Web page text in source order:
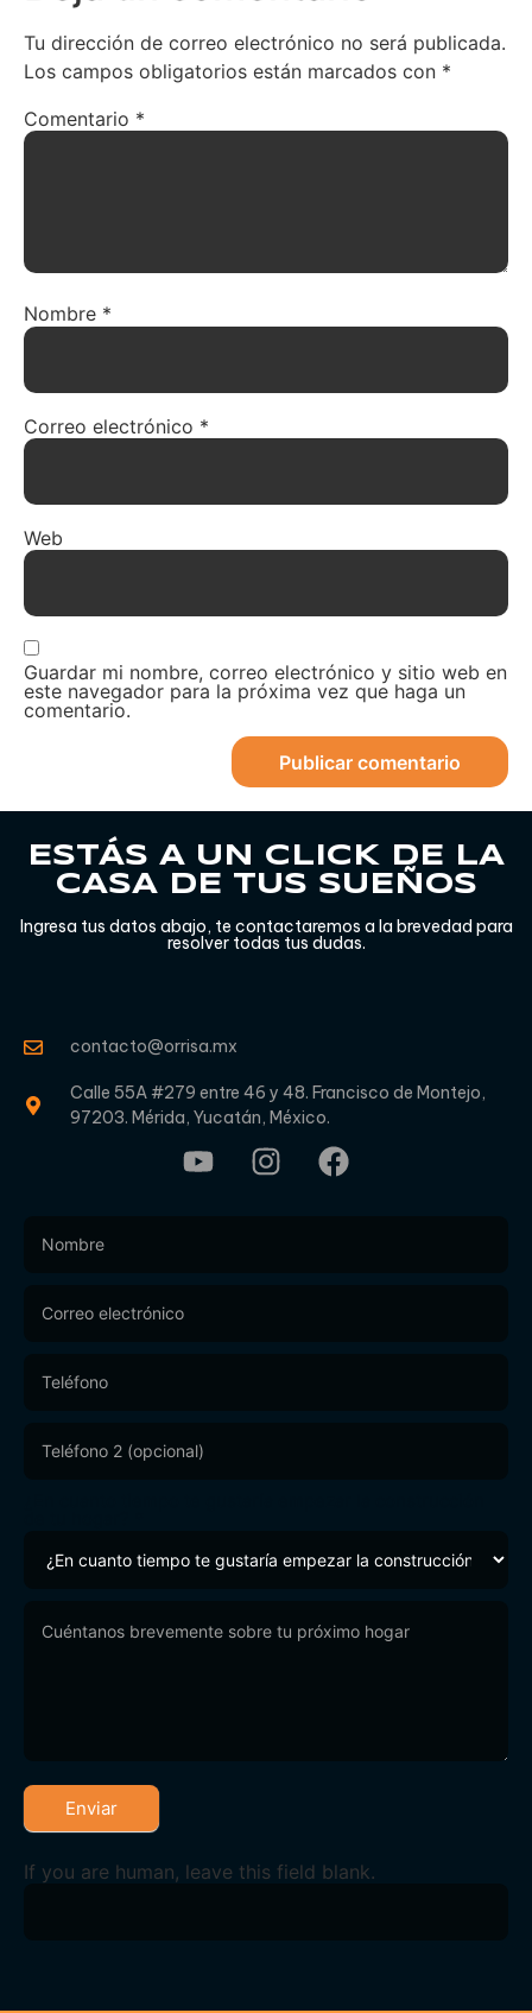
Tu dirección de correo electrónico no será publicada.
Los campos obligatorios están marcados con *
Comentario *
Nombre *
Correo electrónico *
Web
Guardar mi nombre, correo electrónico y sitio web en
este navegador para la próxima vez que haga un
comentario.
ESTÁS A UN CLICK DE LA
CASA DE TUS SUEÑOS
Ingresa tus datos abajo, te contactaremos a la brevedad para
resolver todas tus dudas.
contacto@orrisa.mx
Calle 55A #279 entre 46 y 48. Francisco de Montejo,
97203. Mérida, Yucatán, México.
Form
Enviar
If you are human, leave this field blank.